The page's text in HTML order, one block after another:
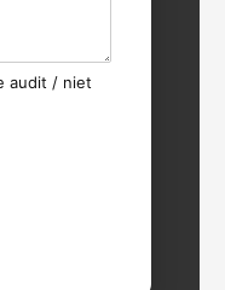
audit / niet